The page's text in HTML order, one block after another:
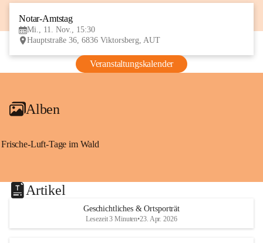
Notar-Amtstag
Mi., 11. Nov., 15:30
Hauptstraße 36, 6836 Viktorsberg, AUT
Veranstaltungskalender
Alben
Frische-Luft-Tage im Wald
Artikel
Geschichtliches & Ortsporträt
Lesezeit 3 Minuten•23. Apr. 2026